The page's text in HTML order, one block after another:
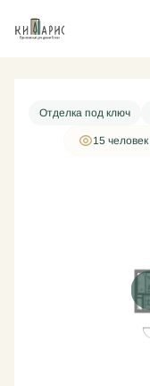
3-комнатная
Ипотекаот 67 621 руб./мес.
Отделка под ключ
15 человек